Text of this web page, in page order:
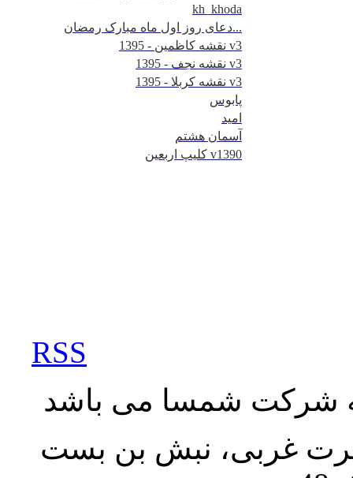
kh_khoda
دعای روز اول ماه مبارک رمضان...
نقشه کاظمین - 1395 v3
نقشه نجف - 1395 v3
نقشه کربلا - 1395 v3
پابوس
امید
آسمان هشتم
کلیپ اربعین v1390
RSS
شرکت شمسا می باشد
غربی، نبش بن بست